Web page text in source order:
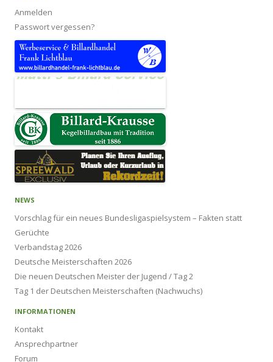
Anmelden
Passwort vergessen?
NEWS
Vorschlag für ein neues Bundesligaspielsystem – Fakten statt
Gerüchte
Verbandstag 2026
Deutsche Meisterschaften 2026
Die neuen Deutschen Meister der Jugend / Tag 2
Tag 1 der Deutschen Meisterschaften (Nachwuchs)
INFORMATIONEN
Kontakt
Ansprechpartner
Forum